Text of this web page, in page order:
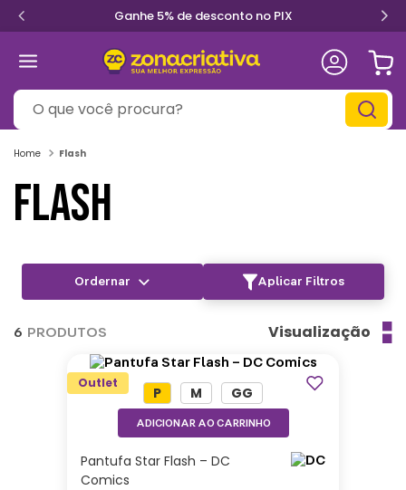
Ganhe 5% de desconto no PIX
O que você procura?
Flash
FLASH
Aplicar Filtros
6 PRODUTOS Visualização
Outlet
Pantufa Star Flash – DC
Comics
P M GG
ADICIONAR AO CARRINHO